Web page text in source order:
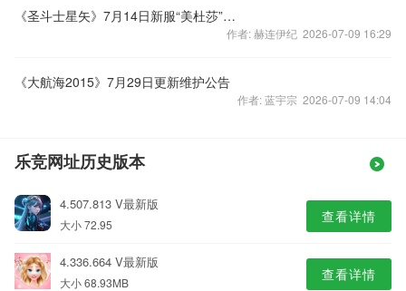
《圣斗士星矢》7月14日新服“美杜莎”开启
作者: 赫连伊纪 2026-07-09 16:29
《大航海2015》7月29日更新维护公告
作者: 蓝宇宗 2026-07-09 14:04
乐竞网址历史版本
4.507.813 V最新版
大小 72.95 查看详情
4.336.664 V最新版
大小 68.93MB 查看详情